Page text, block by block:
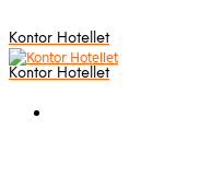
Kontor Hotellet
Kontor Hotellet